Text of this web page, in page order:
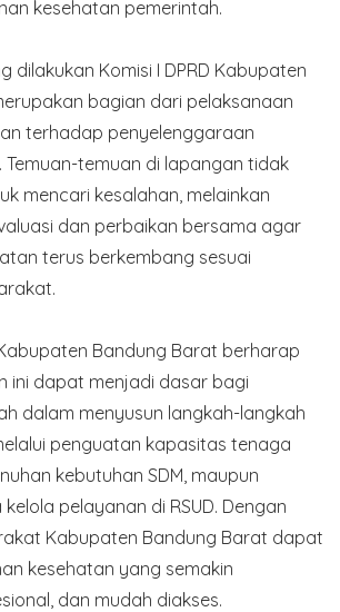
kesehatan pemerintah.
dilakukan Komisi I DPRD Kabupaten
bagian dari pelaksanaan
terhadap penyelenggaraan
Temuan-temuan di lapangan tidak
mencari kesalahan, melainkan
dan perbaikan bersama agar
terus berkembang sesuai
Bandung Barat berharap
ini dapat menjadi dasar bagi
dalam menyusun langkah-langkah
penguatan kapasitas tenaga
kebutuhan SDM, maupun
pelayanan di RSUD. Dengan
Kabupaten Bandung Barat dapat
kesehatan yang semakin
dan mudah diakses.